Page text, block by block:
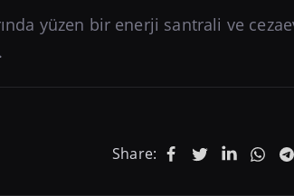
yüzen bir enerji santrali ve
Share: